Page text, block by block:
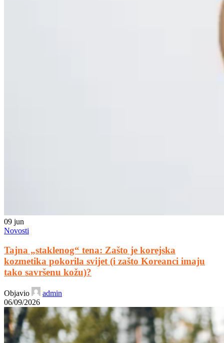
09 jun
Novosti
Tajna „staklenog“ tena: Zašto je korejska
kozmetika pokorila svijet (i zašto Koreanci imaju
tako savršenu kožu)?
Objavio
admin
06/09/2026